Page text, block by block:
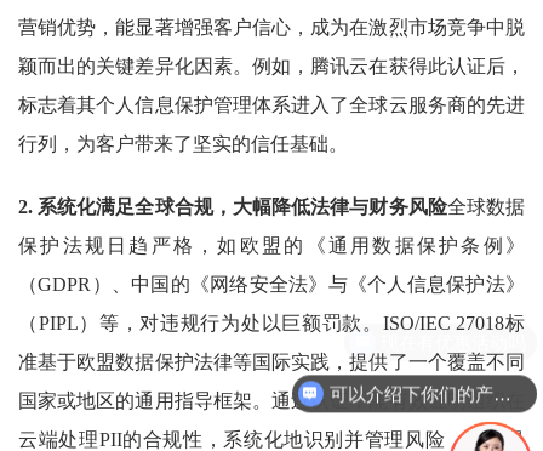
营销优势，能显著增强客户信心，成为在激烈市场竞争中脱
颖而出的关键差异化因素。例如，腾讯云在获得此认证后，
标志着其个人信息保护管理体系进入了全球云服务商的先进
行列，为客户带来了坚实的信任基础。
2. 系统化满足全球合规，大幅降低法律与财务风险全球数据
保护法规日趋严格，如欧盟的《通用数据保护条例》
（GDPR）、中国的《网络安全法》与《个人信息保护法》
（PIPL）等，对违规行为处以巨额罚款。ISO/IEC 27018标
准基于欧盟数据保护法律等国际实践，提供了一个覆盖不同
国家或地区的通用指导框架。通过认证，能有效证明组织在
云端处理PII的合规性，系统化地识别并管理风险，从而最
可以介绍下你们的产品么